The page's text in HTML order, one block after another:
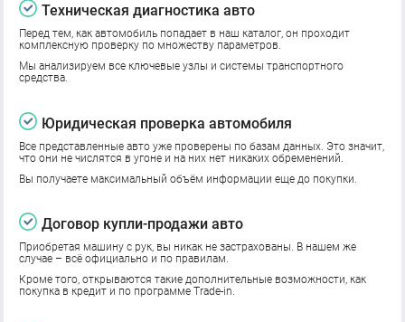
Техническая диагностика авто
Перед тем, как автомобиль попадает в наш каталог, он проходит
комплексную проверку по множеству параметров.
Мы анализируем все ключевые узлы и системы транспортного
средства.
Юридическая проверка автомобиля
Все представленные авто уже проверены по базам данных. Это значит,
что они не числятся в угоне и на них нет никаких обременений.
Вы получаете максимальный объём информации еще до покупки.
Договор купли-продажи авто
Приобретая машину с рук, вы никак не застрахованы. В нашем же
случае – всё официально и по правилам.
Кроме того, открываются такие дополнительные возможности, как
покупка в кредит и по программе Trade-in.